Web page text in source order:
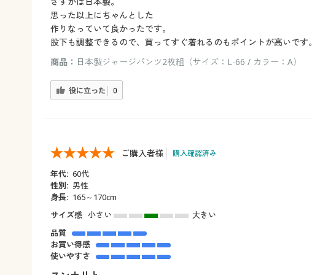
思った以上にちゃんとした
作りなっていて良かったです。
股下も調整できるので、買ってすぐ着れるのもポイントが高いです。
商品： 日本製ジャージパンツ2枚組（サイズ：L-66 / カラー：A）
役に立った 0
ご購入者様 購入確認済み
年代: 60代
性別: 男性
身長: 165～170cm
サイズ感 小さい
大きい
品質
お買い得感
使いやすさ